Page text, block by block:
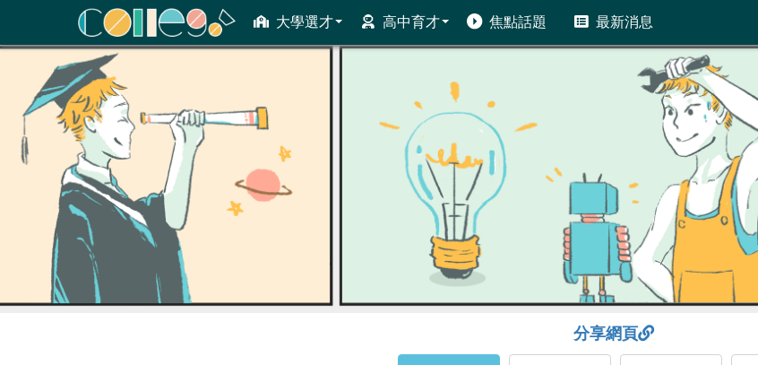
大學選才 高中育才 焦點話題 最新消息
ColleGo! 大學選才與高中育才輔助系統
分享網頁